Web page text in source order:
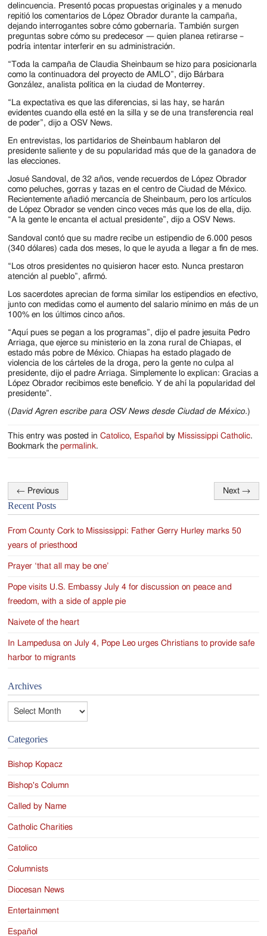
delincuencia. Presentó pocas propuestas originales y a menudo
repitió los comentarios de López Obrador durante la campaña,
dejando interrogantes sobre cómo gobernaría. También surgen
preguntas sobre cómo su predecesor — quien planea retirarse –
podría intentar interferir en su administración.
“Toda la campaña de Claudia Sheinbaum se hizo para posicionarla
como la continuadora del proyecto de AMLO”, dijo Bárbara
González, analista política en la ciudad de Monterrey.
“La expectativa es que las diferencias, si las hay, se harán
evidentes cuando ella esté en la silla y se de una transferencia real
de poder”, dijo a OSV News.
En entrevistas, los partidarios de Sheinbaum hablaron del
presidente saliente y de su popularidad más que de la ganadora de
las elecciones.
Josué Sandoval, de 32 años, vende recuerdos de López Obrador
como peluches, gorras y tazas en el centro de Ciudad de México.
Recientemente añadió mercancía de Sheinbaum, pero los artículos
de López Obrador se venden cinco veces más que los de ella, dijo.
“A la gente le encanta el actual presidente”, dijo a OSV News.
Sandoval contó que su madre recibe un estipendio de 6.000 pesos
(340 dólares) cada dos meses, lo que le ayuda a llegar a fin de mes.
“Los otros presidentes no quisieron hacer esto. Nunca prestaron
atención al pueblo”, afirmó.
Los sacerdotes aprecian de forma similar los estipendios en efectivo,
junto con medidas como el aumento del salario mínimo en más de un
100% en los últimos cinco años.
“Aquí pues se pegan a los programas”, dijo el padre jesuita Pedro
Arriaga, que ejerce su ministerio en la zona rural de Chiapas, el
estado más pobre de México. Chiapas ha estado plagado de
violencia de los cárteles de la droga, pero la gente no culpa al
presidente, dijo el padre Arriaga. Simplemente lo explican: Gracias a
López Obrador recibimos este beneficio. Y de ahí la popularidad del
presidente”.
(David Agren escribe para OSV News desde Ciudad de México.)
This entry was posted inCatolico, Español by Mississippi Catholic.
Bookmark thepermalink.
Post
navigation
← Previous Next →
Recent Posts
From County Cork to Mississippi: Father Gerry Hurley marks 50
years of priesthood
Prayer ‘that all may be one’
Pope visits U.S. Embassy July 4 for discussion on peace and
freedom, with a side of apple pie
Naivete of the heart
In Lampedusa on July 4, Pope Leo urges Christians to provide safe
harbor to migrants
Archives
Archives
Categories
Bishop Kopacz
Bishop's Column
Called by Name
Catholic Charities
Catolico
Columnists
Diocesan News
Entertainment
Español